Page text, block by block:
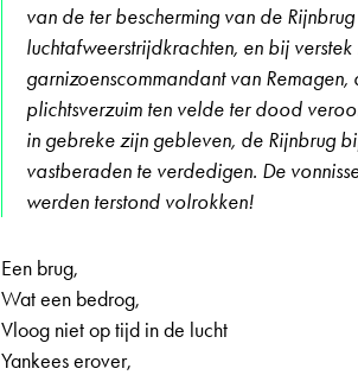
van de ter bescherming van de
luchtafweerstrijdkrachten, en bij
garnizoenscommandant van
plichtsverzuim ten velde ter dood
in gebreke zijn gebleven, de Rijnbrug
vastberaden te verdedigen. De
werden terstond volrokken!
Een brug,
Wat een bedrog,
Vloog niet op tijd in de lucht
Yankees erover,